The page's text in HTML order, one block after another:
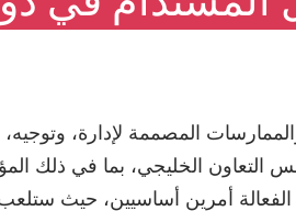
المصممة لإدارة، وتوجيه،
التعاون الخليجي، بما في ذلك
الفعالة أمرين أساسيين، حيث